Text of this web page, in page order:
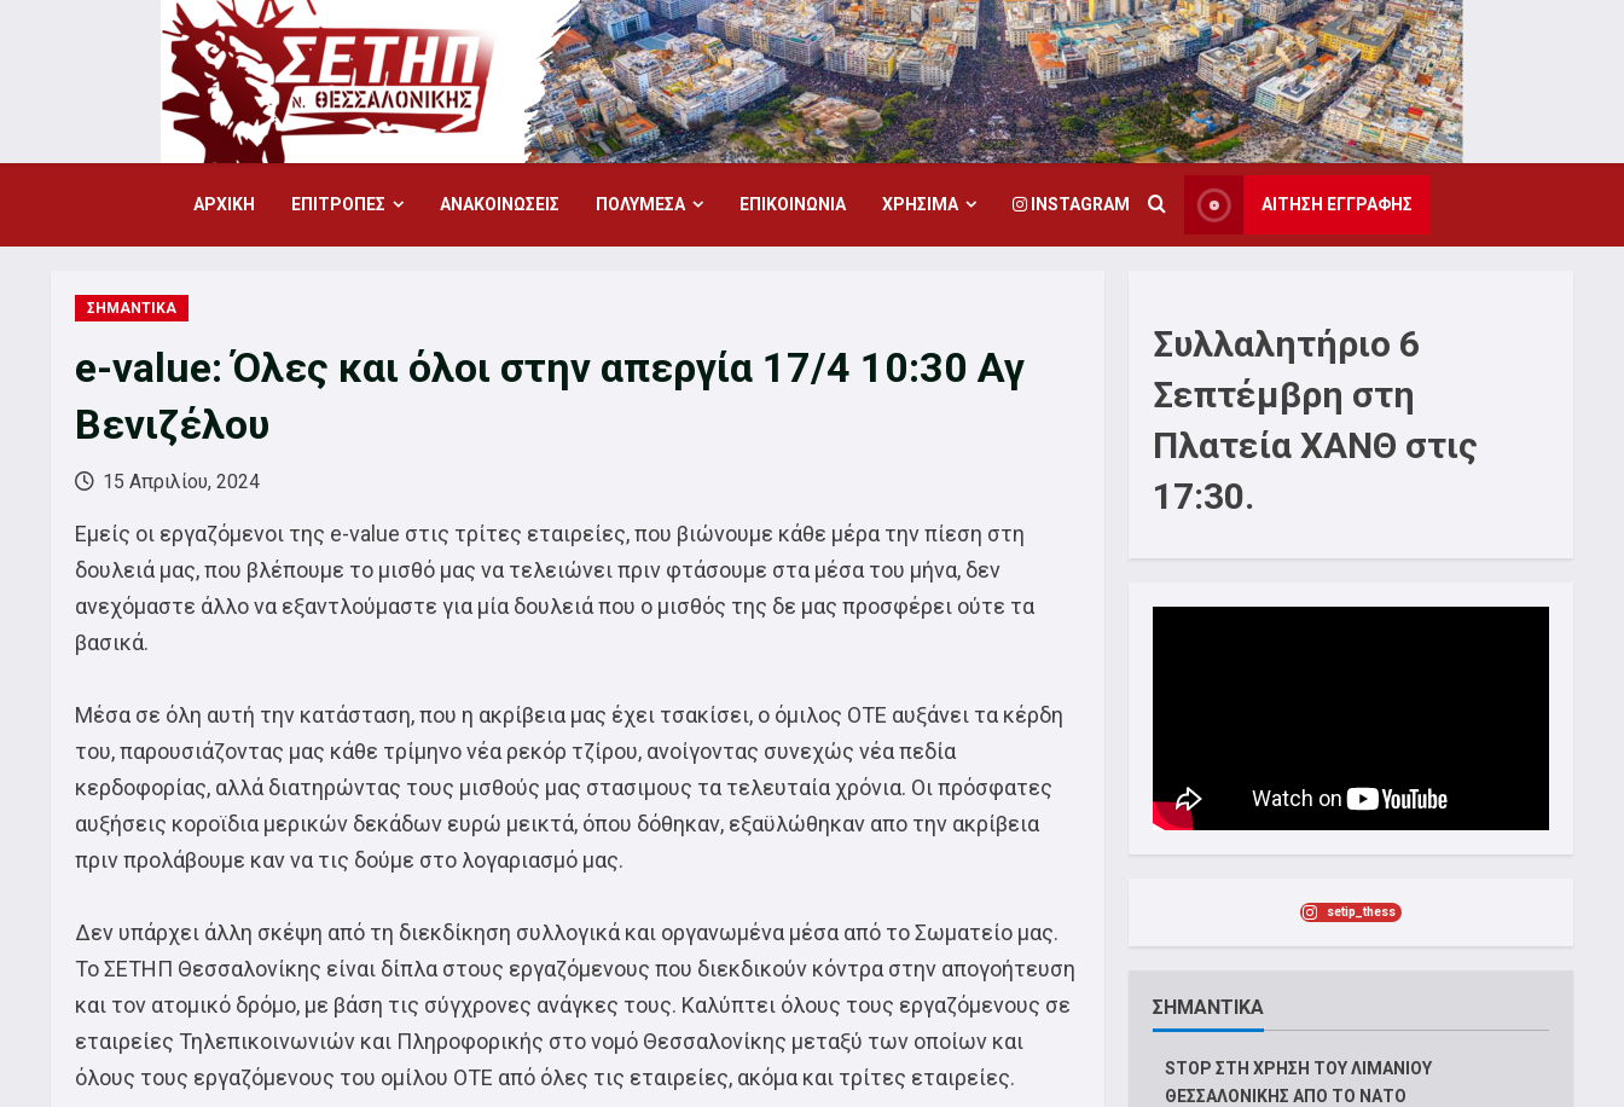
ΑΡΧΙΚΗ ΕΠΙΤΡΟΠΕΣ ΑΝΑΚΟΙΝΩΣΕΙΣ ΠΟΛΥΜΕΣΑ ΕΠΙΚΟΙΝΩΝΙΑ ΧΡΗΣΙΜΑ INSTAGRAM ΑΙΤΗΣΗ ΕΓΓΡΑΦΗΣ
ΣΗΜΑΝΤΙΚΑ
e-value: Όλες και όλοι στην απεργία 17/4 10:30 Αγ
Βενιζέλου
15 Απριλίου, 2024
Εμείς οι εργαζόμενοι της e-value στις τρίτες εταιρείες, που βιώνουμε κάθε μέρα την πίεση στη
δουλειά μας, που βλέπουμε το μισθό μας να τελειώνει πριν φτάσουμε στα μέσα του μήνα, δεν
ανεχόμαστε άλλο να εξαντλούμαστε για μία δουλειά που ο μισθός της δε μας προσφέρει ούτε τα
βασικά.
Μέσα σε όλη αυτή την κατάσταση, που η ακρίβεια μας έχει τσακίσει, ο όμιλος ΟΤΕ αυξάνει τα κέρδη
του, παρουσιάζοντας μας κάθε τρίμηνο νέα ρεκόρ τζίρου, ανοίγοντας συνεχώς νέα πεδία
κερδοφορίας, αλλά διατηρώντας τους μισθούς μας στασιμους τα τελευταία χρόνια. Οι πρόσφατες
αυξήσεις κοροϊδια μερικών δεκάδων ευρώ μεικτά, όπου δόθηκαν, εξαϋλώθηκαν απο την ακρίβεια
πριν προλάβουμε καν να τις δούμε στο λογαριασμό μας.
Δεν υπάρχει άλλη σκέψη από τη διεκδίκηση συλλογικά και οργανωμένα μέσα από το Σωματείο μας.
Το ΣΕΤΗΠ Θεσσαλονίκης είναι δίπλα στους εργαζόμενους που διεκδικούν κόντρα στην απογοήτευση
και τον ατομικό δρόμο, με βάση τις σύγχρονες ανάγκες τους. Καλύπτει όλους τους εργαζόμενους σε
εταιρείες Τηλεπικοινωνιών και Πληροφορικής στο νομό Θεσσαλονίκης μεταξύ των οποίων και
όλους τους εργαζόμενους του ομίλου ΟΤΕ από όλες τις εταιρείες, ακόμα και τρίτες εταιρείες.
Συλλαλητήριο 6
Σεπτέμβρη στη
Πλατεία ΧΑΝΘ στις
17:30.
setip_thess
ΣΗΜΑΝΤΙΚΑ
STOP ΣΤΗ ΧΡΗΣΗ ΤΟΥ ΛΙΜΑΝΙΟΥ
ΘΕΣΣΑΛΟΝΙΚΗΣ ΑΠΟ ΤΟ ΝΑΤΟ